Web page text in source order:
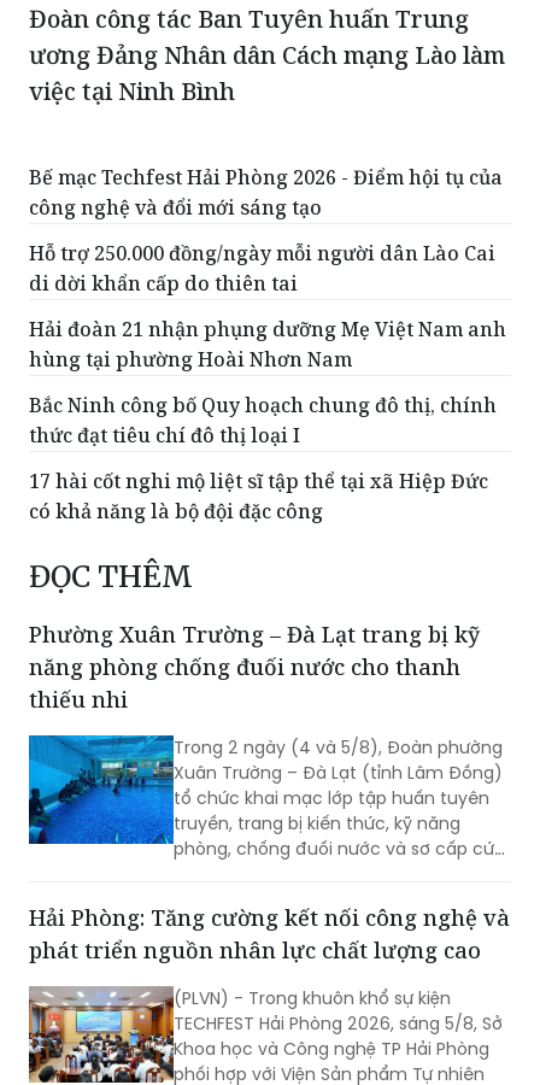
Đoàn công tác Ban Tuyên huấn Trung
ương Đảng Nhân dân Cách mạng Lào làm
việc tại Ninh Bình
Bế mạc Techfest Hải Phòng 2026 - Điểm hội tụ của
công nghệ và đổi mới sáng tạo
Hỗ trợ 250.000 đồng/ngày mỗi người dân Lào Cai
di dời khẩn cấp do thiên tai
Hải đoàn 21 nhận phụng dưỡng Mẹ Việt Nam anh
hùng tại phường Hoài Nhơn Nam
Bắc Ninh công bố Quy hoạch chung đô thị, chính
thức đạt tiêu chí đô thị loại I
17 hài cốt nghi mộ liệt sĩ tập thể tại xã Hiệp Đức
có khả năng là bộ đội đặc công
ĐỌC THÊM
Phường Xuân Trường – Đà Lạt trang bị kỹ
năng phòng chống đuối nước cho thanh
thiếu nhi
Trong 2 ngày (4 và 5/8), Đoàn phường
Xuân Trường – Đà Lạt (tỉnh Lâm Đồng)
tổ chức khai mạc lớp tập huấn tuyên
truyền, trang bị kiến thức, kỹ năng
phòng, chống đuối nước và sơ cấp cứu
Hải Phòng: Tăng cường kết nối công nghệ và
phát triển nguồn nhân lực chất lượng cao
(PLVN) - Trong khuôn khổ sự kiện
TECHFEST Hải Phòng 2026, sáng 5/8, Sở
Khoa học và Công nghệ TP Hải Phòng
phối hợp với Viện Sản phẩm Tự nhiên